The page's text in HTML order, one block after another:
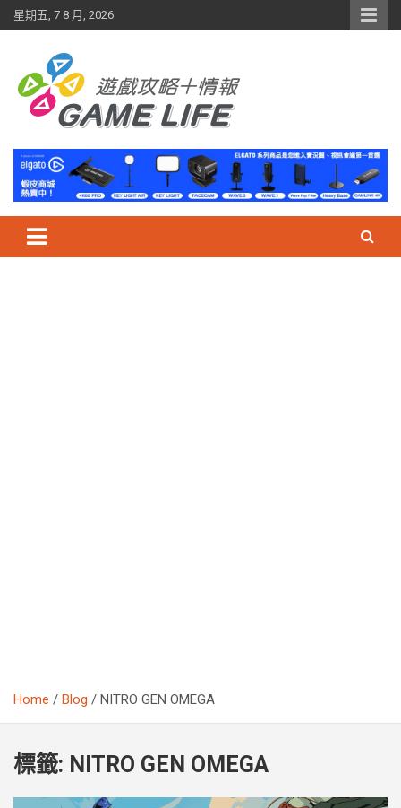
Skip
to
星期五, 7 8 月, 2026
Home Blog NITRO GEN OMEGA
標籤: NITRO GEN OMEGA